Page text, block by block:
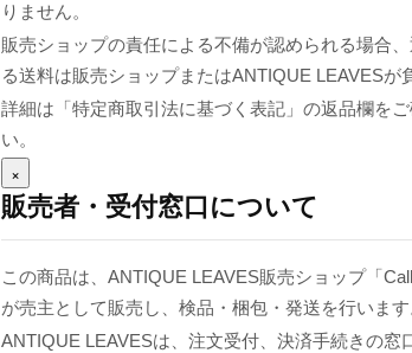
りません。
販売ショップの責任による不備が認められる場合
る送料は販売ショップまたはANTIQUE LEAVESが
詳細は「特定商取引法に基づく表記」の返品欄をご
い。
×
販売者・受付窓口について
この商品は、ANTIQUE LEAVES販売ショップ「
が売主として販売し、検品・梱包・発送を行います
ANTIQUE LEAVESは、注文受付、決済手続きの窓